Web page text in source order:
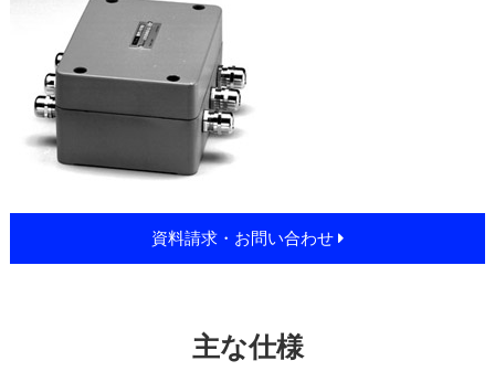
資料請求・お問い合わせ
主な仕様